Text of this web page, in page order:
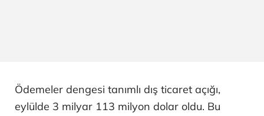
Ödemeler dengesi tanımlı dış ticaret açığı,
eylülde 3 milyar 113 milyon dolar oldu. Bu